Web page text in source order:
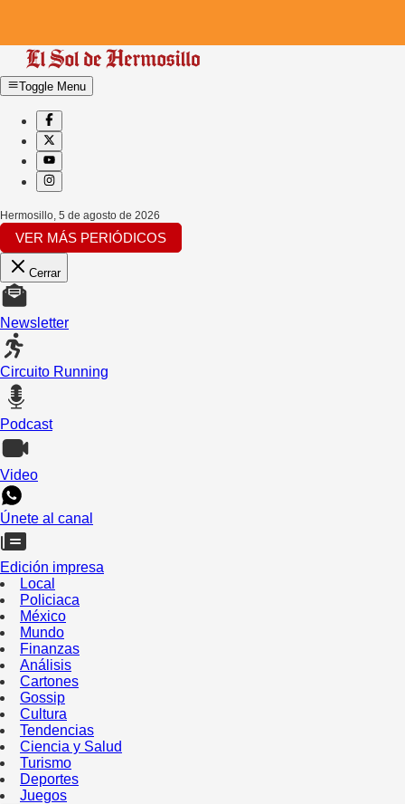
Toggle Menu
Hermosillo 5 de agosto de 2026
VER MÁS PERIÓDICOS
Cerrar
Newsletter
Circuito Running
Podcast
Video
Únete al canal
Edición impresa
Local
Policiaca
México
Mundo
Finanzas
Análisis
Cartones
Gossip
Cultura
Tendencias
Ciencia y Salud
Turismo
Deportes
Juegos